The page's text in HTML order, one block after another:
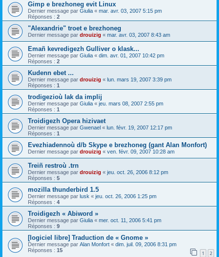
Gimp e brezhoneg evit Linux
Dernier message par Giulia « mar. avr. 03, 2007 5:15 pm
Réponses : 2
"Alexandrie" troet e brezhoneg
Dernier message par drouizig « mar. avr. 03, 2007 8:43 am
Emañ kevredigezh Gulliver o klask...
Dernier message par Giulia « dim. avr. 01, 2007 10:42 pm
Réponses : 2
Kudenn ebet ...
Dernier message par drouizig « lun. mars 19, 2007 3:39 pm
Réponses : 1
trodigezioù lak da implij
Dernier message par Giulia « jeu. mars 08, 2007 2:55 pm
Réponses : 1
Troidigezh Opera hizivaet
Dernier message par Gwenael « lun. févr. 19, 2007 12:17 pm
Réponses : 1
Evezhiadennoù d/b Skype e brezhoneg (gant Alan Monfort)
Dernier message par drouizig « ven. févr. 09, 2007 10:28 am
Treiñ restroù .trn
Dernier message par drouizig « jeu. oct. 26, 2006 8:12 pm
Réponses : 5
mozilla thunderbird 1.5
Dernier message par lusk « jeu. oct. 26, 2006 1:25 pm
Réponses : 4
Troidigezh « Abiword »
Dernier message par Giulia « mer. oct. 11, 2006 5:41 pm
Réponses : 9
[logiciel libre] Traduction de « Gnome »
Dernier message par Alan Monfort « dim. juil. 09, 2006 8:31 pm
Réponses : 15 1 2